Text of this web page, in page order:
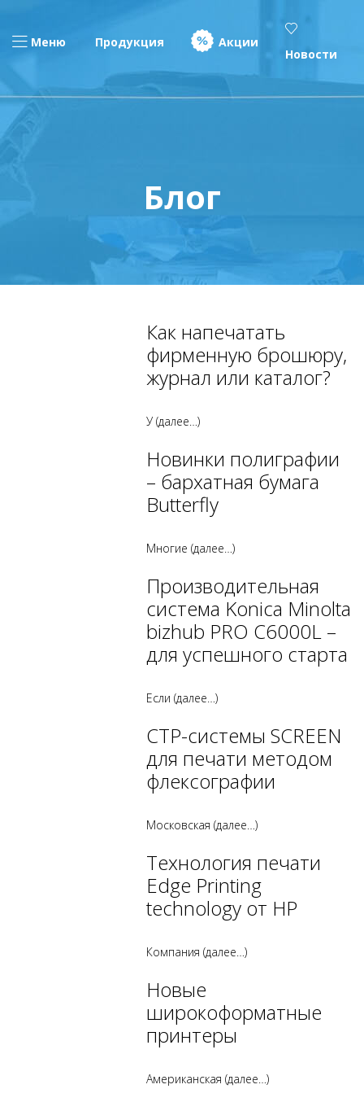
Меню Продукция
Акции
Новости
Блог
Как напечатать
фирменную брошюру,
журнал или каталог?
У (далее…)
Новинки полиграфии
– бархатная бумага
Butterfly
Многие (далее…)
Производительная
система Konica Minolta
bizhub PRO C6000L –
для успешного старта
Если (далее…)
CTP-системы SCREEN
для печати методом
флексографии
Московская (далее…)
Технология печати
Edge Printing
technology от HP
Компания (далее…)
Новые
широкоформатные
принтеры
Американская (далее…)